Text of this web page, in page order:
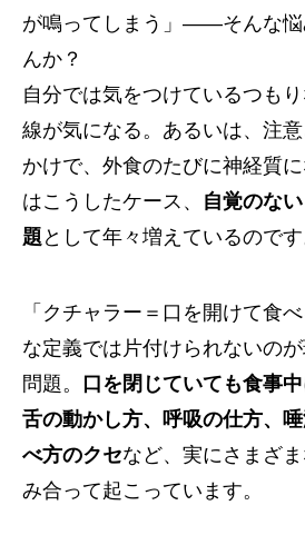
が鳴ってしまう」——そんな悩
んか？
自分では気をつけているつも
線が気になる。あるいは、注
かけで、外食のたびに神経質
はこうしたケース、 自覚のな
題 として年々増えているのです
「クチャラー＝口を開けて食
な定義では片付けられないの
問題。
口を閉じていても食事
舌の動かし方、呼吸の仕方、
べ方のクセなど、実にさまざ
み合って起こっています。